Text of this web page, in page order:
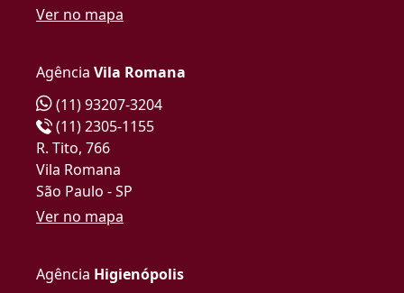
Ver no mapa
Agência Vila Romana
(11) 93207-3204
(11) 2305-1155
R. Tito, 766
Vila Romana
São Paulo - SP
Ver no mapa
Agência Higienópolis